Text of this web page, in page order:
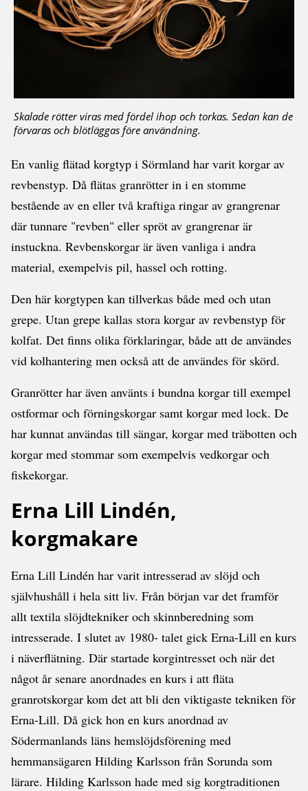
Skalade rötter viras med fördel ihop och torkas. Sedan kan de
förvaras och blötläggas före användning.
En vanlig flätad korgtyp i Sörmland har varit korgar av
revbenstyp. Då flätas granrötter in i en stomme
bestående av en eller två kraftiga ringar av grangrenar
där tunnare "revben" eller spröt av grangrenar är
instuckna. Revbenskorgar är även vanliga i andra
material, exempelvis pil, hassel och rotting.
Den här korgtypen kan tillverkas både med och utan
grepe. Utan grepe kallas stora korgar av revbenstyp för
kolfat. Det finns olika förklaringar, både att de användes
vid kolhantering men också att de användes för skörd.
Granrötter har även använts i bundna korgar till exempel
ostformar och förningskorgar samt korgar med lock. De
har kunnat användas till sängar, korgar med träbotten och
korgar med stommar som exempelvis vedkorgar och
fiskekorgar.
Erna Lill Lindén,
korgmakare
Erna Lill Lindén har varit intresserad av slöjd och
självhushåll i hela sitt liv. Från början var det framför
allt textila slöjdtekniker och skinnberedning som
intresserade. I slutet av 1980- talet gick Erna-Lill en kurs
i näverflätning. Där startade korgintresset och när det
något år senare anordnades en kurs i att fläta
granrotskorgar kom det att bli den viktigaste tekniken för
Erna-Lill. Då gick hon en kurs anordnad av
Södermanlands läns hemslöjdsförening med
hemmansägaren Hilding Karlsson från Sorunda som
lärare. Hilding Karlsson hade med sig korgtraditionen